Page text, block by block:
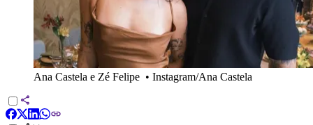
Ana Castela e Zé Felipe • Instagram/Ana Castela